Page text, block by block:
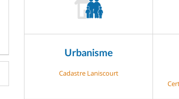
Urbanisme
Cadastre Laniscourt